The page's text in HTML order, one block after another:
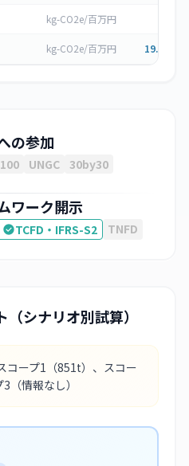
kg-CO2e/百万円
kg-CO2e/百万円 19.32
の参加
UNGC 30by30
ワーク開示
TCFD・IFRS-S2 TNFD
シナリオ別試算）
コープ1 （851t） 、スコー
3 （情報なし）